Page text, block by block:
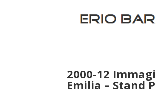
2000-12
Emilia – Stand